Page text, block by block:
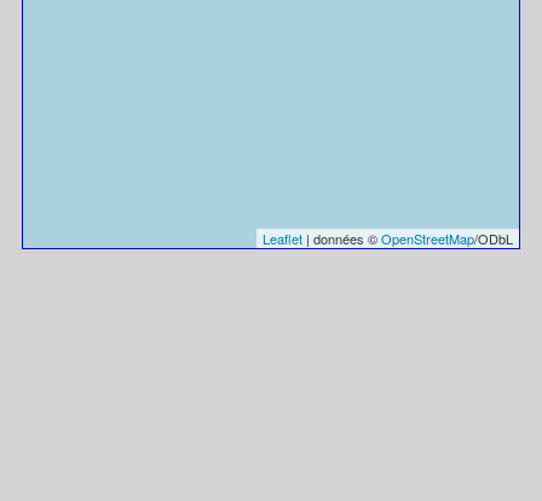
Leaflet | données ©OpenStreetMap/ODbL